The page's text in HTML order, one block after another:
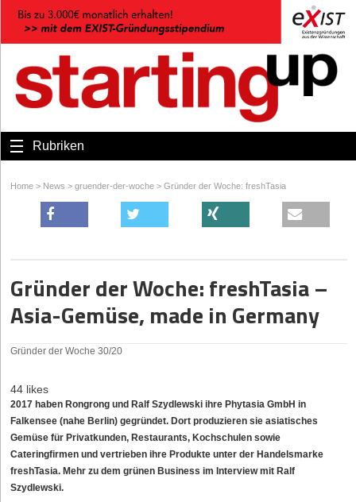
Rubriken
Home > News > gruender-der-woche > Gründer der Woche: freshTasia
Gründer der Woche: freshTasia –
Asia-Gemüse, made in Germany
Gründer der Woche 30/20
44 likes
2017 haben Rongrong und Ralf Szydlewski ihre Phytasia GmbH in
Falkensee (nahe Berlin) gegründet. Dort produzieren sie asiatisches
Gemüse für Privatkunden, Restaurants, Kochschulen sowie
Cateringfirmen und vertrieben ihre Produkte unter der Handelsmarke
freshTasia. Mehr zu dem grünen Business im Interview mit Ralf
Szydlewski.